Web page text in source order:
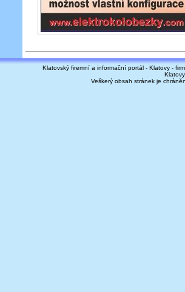
Klatovský firemní a informační portál - Klatovy -
Veškerý obsah stránek je